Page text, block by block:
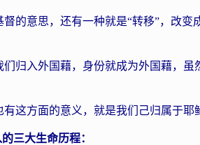
督的意思，还有一种就是“转移”，改
们归入外国藉，身份就成为外国藉，
有这方面的意义，就是我们己归属于
三大生命历程：